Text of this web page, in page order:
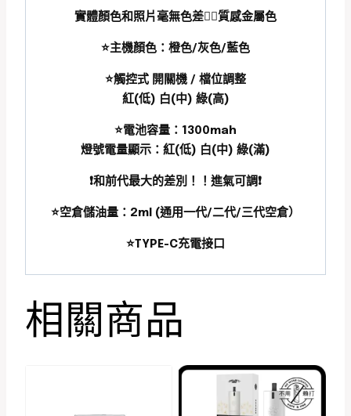
實體顏色和照片毫無色差🙂‍↕️質感金屬色
⭐️主機顏色：橙色/灰色/藍色
⭐️觸控式 開關機 / 檔位調整
紅(低) 白(中) 綠(高)
⭐️電池容量：1300mah
燈號電量顯示：紅(低) 白(中) 綠(滿)
❗️和前代最大的差別！！進氣可調❗️
⭐️空倉儲油量：2ml (通用一代/二代/三代空倉）
⭐️TYPE-C充電接口
相關商品